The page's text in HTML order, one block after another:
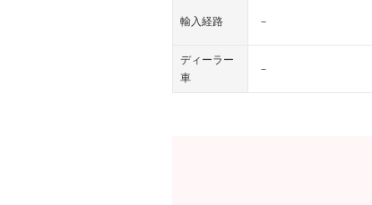
輸入経路 －
ディーラー
車
－